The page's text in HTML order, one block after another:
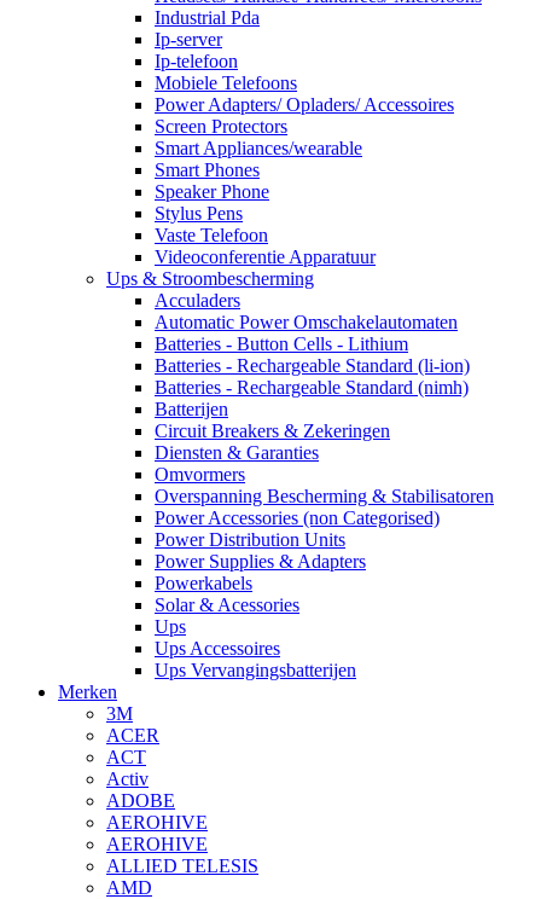
Industrial Pda
Ip-server
Ip-telefoon
Mobiele Telefoons
Power Adapters/ Opladers/ Accessoires
Screen Protectors
Smart Appliances/wearable
Smart Phones
Speaker Phone
Stylus Pens
Vaste Telefoon
Videoconferentie Apparatuur
Ups & Stroombescherming
Acculaders
Automatic Power Omschakelautomaten
Batteries - Button Cells - Lithium
Batteries - Rechargeable Standard (li-ion)
Batteries - Rechargeable Standard (nimh)
Batterijen
Circuit Breakers & Zekeringen
Diensten & Garanties
Omvormers
Overspanning Bescherming & Stabilisatoren
Power Accessories (non Categorised)
Power Distribution Units
Power Supplies & Adapters
Powerkabels
Solar & Acessories
Ups
Ups Accessoires
Ups Vervangingsbatterijen
Merken
3M
ACER
ACT
Activ
ADOBE
AEROHIVE
AEROHIVE
ALLIED TELESIS
AMD